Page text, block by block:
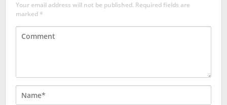
Your email address will not be published. Required fields are
marked*